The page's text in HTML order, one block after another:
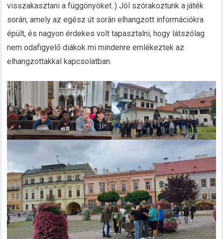
visszakasztani a függönyöket..) Jól szórakoztunk a játék
során, amely az egész út során elhangzott információkra
épült, és nagyon érdekes volt tapasztalni, hogy látszólag
nem odafigyelő diákok mi mindenre emlékeztek az
elhangzottakkal kapcsolatban.